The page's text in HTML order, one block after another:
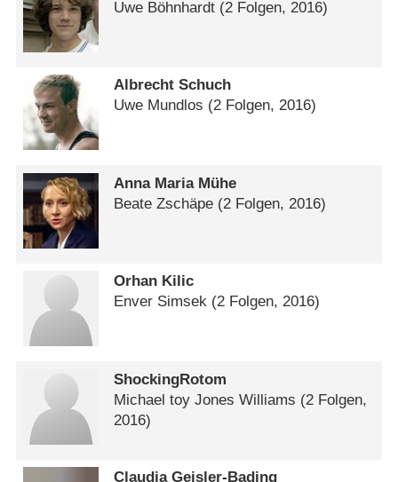
Uwe Böhnhardt (2 Folgen, 2016)
Albrecht Schuch
Uwe Mundlos (2 Folgen, 2016)
Anna Maria Mühe
Beate Zschäpe (2 Folgen, 2016)
Orhan Kilic
Enver Simsek (2 Folgen, 2016)
ShockingRotom
Michael toy Jones Williams (2 Folgen,
2016)
Claudia Geisler-Bading